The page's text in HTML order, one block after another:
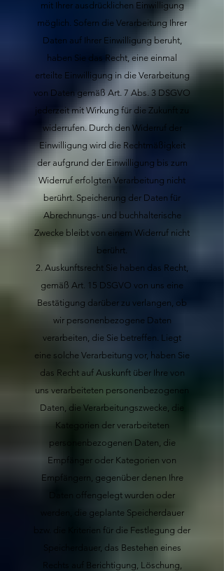
mit Ihrer ausdrücklichen Einwilligung
möglich. Sofern die Verarbeitung Ihrer
Daten auf Ihrer Einwilligung beruht,
haben Sie das Recht, eine einmal
erteilte Einwilligung in die Verarbeitung
von Daten gemäß Art. 7 Abs. 3 DSGVO
jederzeit mit Wirkung für die Zukunft zu
widerrufen. Durch den Widerruf der
Einwilligung wird die Rechtmäßigkeit
der aufgrund der Einwilligung bis zum
Widerruf erfolgten Verarbeitung nicht
berührt. Speicherung der Daten für
Abrechnungs- und buchhalterische
Zwecke bleibt von einem Widerruf nicht
berührt.
Auskunftsrecht Sie haben das Recht,
gemäß Art. 15 DSGVO von uns eine
Bestätigung darüber zu verlangen, ob
wir personenbezogene Daten
verarbeiten, die Sie betreffen. Liegt
eine solche Verarbeitung vor, haben Sie
das Recht auf Auskunft über Ihre von
uns verarbeiteten personenbezogenen
Daten, die Verarbeitungszwecke, die
Kategorien der verarbeiteten
personenbezogenen Daten, die
Empfänger oder Kategorien von
Empfängern, gegenüber denen Ihre
Daten offengelegt wurden oder
werden, die geplante Speicherdauer
bzw. die Kriterien für die Festlegung der
Speicherdauer, das Bestehen eines
Rechts auf Berichtigung, Löschung,